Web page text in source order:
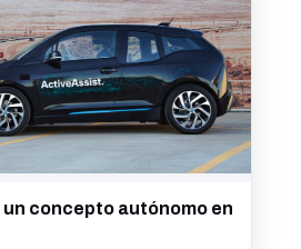
un concepto autónomo en